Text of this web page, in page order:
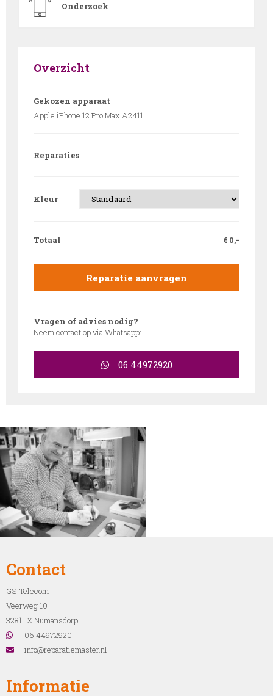
Onderzoek
Overzicht
Gekozen apparaat
Apple iPhone 12 Pro Max A2411
Reparaties
Kleur
Totaal € 0,-
Reparatie aanvragen
Vragen of advies nodig?
Neem contact op via Whatsapp:
06 44972920
Contact
GS-Telecom
Veerweg 10
3281LX Numansdorp
06 44972920
info@reparatiemaster.nl
Informatie